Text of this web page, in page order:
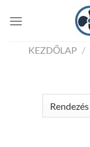
KEZDŐLAP /